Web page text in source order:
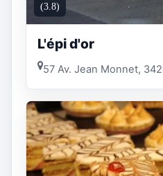
(3.8)
L'épi d'or
57 Av. Jean Monnet,